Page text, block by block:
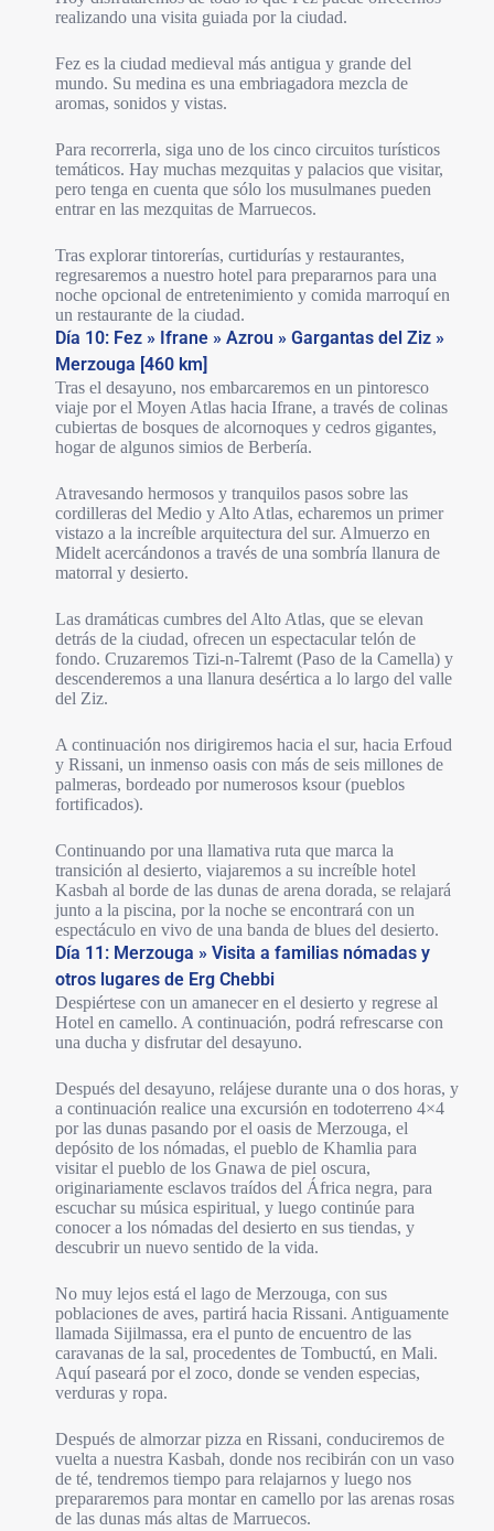
realizando una visita guiada por la ciudad.
Fez es la ciudad medieval más antigua y grande del
mundo. Su medina es una embriagadora mezcla de
aromas, sonidos y vistas.
Para recorrerla, siga uno de los cinco circuitos turísticos
temáticos. Hay muchas mezquitas y palacios que visitar,
pero tenga en cuenta que sólo los musulmanes pueden
entrar en las mezquitas de Marruecos.
Tras explorar tintorerías, curtidurías y restaurantes,
regresaremos a nuestro hotel para prepararnos para una
noche opcional de entretenimiento y comida marroquí en
un restaurante de la ciudad.
Día 10: Fez » Ifrane » Azrou » Gargantas del Ziz »
Merzouga [460 km]
Tras el desayuno, nos embarcaremos en un pintoresco
viaje por el Moyen Atlas hacia Ifrane, a través de colinas
cubiertas de bosques de alcornoques y cedros gigantes,
hogar de algunos simios de Berbería.
Atravesando hermosos y tranquilos pasos sobre las
cordilleras del Medio y Alto Atlas, echaremos un primer
vistazo a la increíble arquitectura del sur. Almuerzo en
Midelt acercándonos a través de una sombría llanura de
matorral y desierto.
Las dramáticas cumbres del Alto Atlas, que se elevan
detrás de la ciudad, ofrecen un espectacular telón de
fondo. Cruzaremos Tizi-n-Talremt (Paso de la Camella) y
descenderemos a una llanura desértica a lo largo del valle
del Ziz.
A continuación nos dirigiremos hacia el sur, hacia Erfoud
y Rissani, un inmenso oasis con más de seis millones de
palmeras, bordeado por numerosos ksour (pueblos
fortificados).
Continuando por una llamativa ruta que marca la
transición al desierto, viajaremos a su increíble hotel
Kasbah al borde de las dunas de arena dorada, se relajará
junto a la piscina, por la noche se encontrará con un
espectáculo en vivo de una banda de blues del desierto.
Día 11: Merzouga » Visita a familias nómadas y
otros lugares de Erg Chebbi
Despiértese con un amanecer en el desierto y regrese al
Hotel en camello. A continuación, podrá refrescarse con
una ducha y disfrutar del desayuno.
Después del desayuno, relájese durante una o dos horas, y
a continuación realice una excursión en todoterreno 4×4
por las dunas pasando por el oasis de Merzouga, el
depósito de los nómadas, el pueblo de Khamlia para
visitar el pueblo de los Gnawa de piel oscura,
originariamente esclavos traídos del África negra, para
escuchar su música espiritual, y luego continúe para
conocer a los nómadas del desierto en sus tiendas, y
descubrir un nuevo sentido de la vida.
No muy lejos está el lago de Merzouga, con sus
poblaciones de aves, partirá hacia Rissani. Antiguamente
llamada Sijilmassa, era el punto de encuentro de las
caravanas de la sal, procedentes de Tombuctú, en Mali.
Aquí paseará por el zoco, donde se venden especias,
verduras y ropa.
Después de almorzar pizza en Rissani, conduciremos de
vuelta a nuestra Kasbah, donde nos recibirán con un vaso
de té, tendremos tiempo para relajarnos y luego nos
prepararemos para montar en camello por las arenas rosas
de las dunas más altas de Marruecos.